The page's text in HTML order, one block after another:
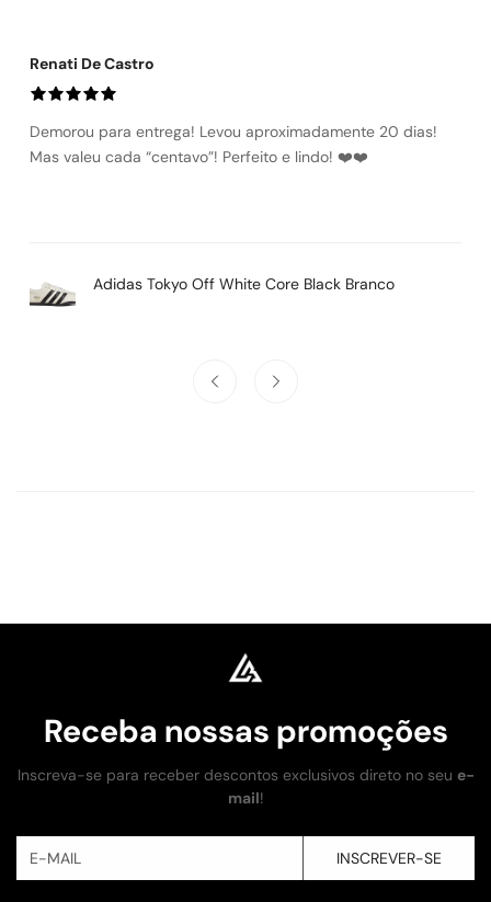
Renati De Castro
Demorou para entrega! Levou aproximadamente 20 dias!
Mas valeu cada “centavo”! Perfeito e lindo! ❤️❤️
Adidas Tokyo Off White Core Black Branco
Receba nossas promoções
Inscreva-se para receber descontos exclusivos direto no seu e-
mail!
INSCREVER-SE